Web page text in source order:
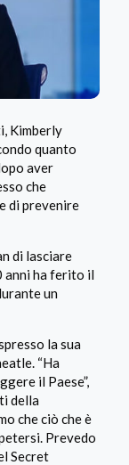
Kimberly
quanto
aver
che
di prevenire
di lasciare
anni ha ferito il
un
la sua
“Ha
il Paese”,
della
che ciò che è
Prevedo
Secret